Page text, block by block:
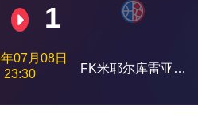
1
07月08日
23:30
FK米耶尔库雷亚丘